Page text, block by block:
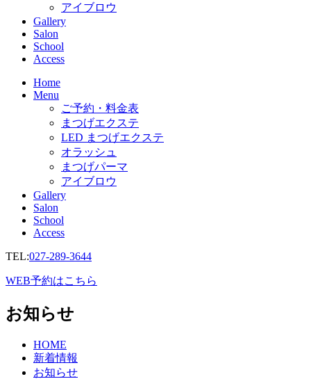
アイブロウ
Gallery
Salon
School
Access
Home
Menu
ご予約・料金表
まつげエクステ
LED まつげエクステ
オラッシュ
まつげパーマ
アイブロウ
Gallery
Salon
School
Access
TEL:027-289-3644
WEB予約はこちら
お知らせ
HOME
新着情報
お知らせ